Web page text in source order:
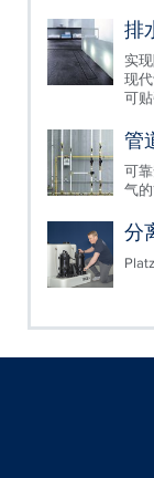
排
实
现
可
管
可
气
分